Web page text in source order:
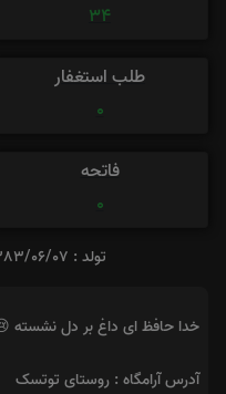
34
طلب استغفار
0
فاتحه
0
تولد : 1383/06/07
خدا حافظ ای داغ بر دل نشسته
آدرس آرامگاه : روستای توتسک